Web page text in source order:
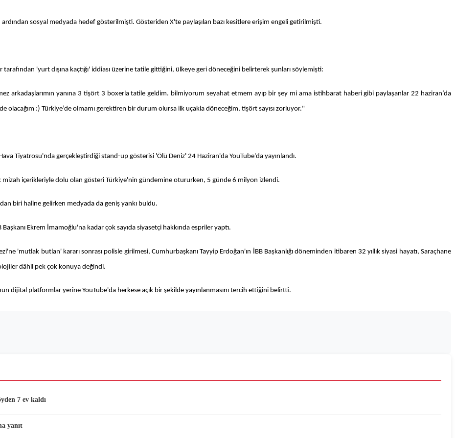
sosyal medyada hedef gösterilmişti. Gösteriden X'te paylaşılan bazı kesitlere erişim engeli getirilmişti.
'yurt dışına kaçtığı' iddiası üzerine tatile gittiğini, ülkeye geri döneceğini belirterek şunları söylemişti:
arkadaşlarımın yanına 3 tişört 3 boxerla tatile geldim. bilmiyorum seyahat etmem ayıp bir şey mi ama istihbarat haberi gibi paylaşanlar 22 haziran’da
:) Türkiye’de olmamı gerektiren bir durum olursa ilk uçakla döneceğim, tişört sayısı zorluyor."
Tiyatrosu'nda gerçekleştirdiği stand-up gösterisi 'Ölü Deniz' 24 Haziran'da YouTube'da yayınlandı.
mizah içerikleriyle dolu olan gösteri Türkiye'nin gündemine otururken, 5 günde 6 milyon izlendi.
biri haline gelirken medyada da geniş yankı buldu.
Ekrem İmamoğlu'na kadar çok sayıda siyasetçi hakkında espriler yaptı.
'mutlak butlan' kararı sonrası polisle girilmesi, Cumhurbaşkanı Tayyip Erdoğan'ın İBB Başkanlığı döneminden itibaren 32 yıllık siyasi hayatı, Saraçhane
dâhil pek çok konuya değindi.
dijital platformlar yerine YouTube'da herkese açık bir şekilde yayınlanmasını tercih ettiğini belirtti.
7 ev kaldı
yanıt